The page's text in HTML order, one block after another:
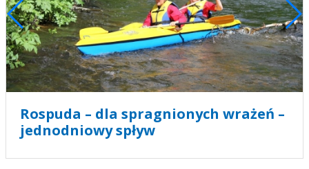
Rospuda – dla spragnionych wrażeń –
jednodniowy spływ